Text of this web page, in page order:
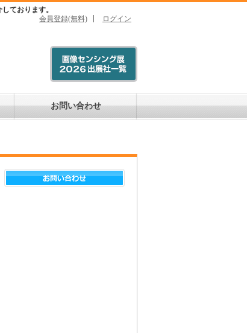
ております。
会員登録(無料)
ログイン
お問い合わせ